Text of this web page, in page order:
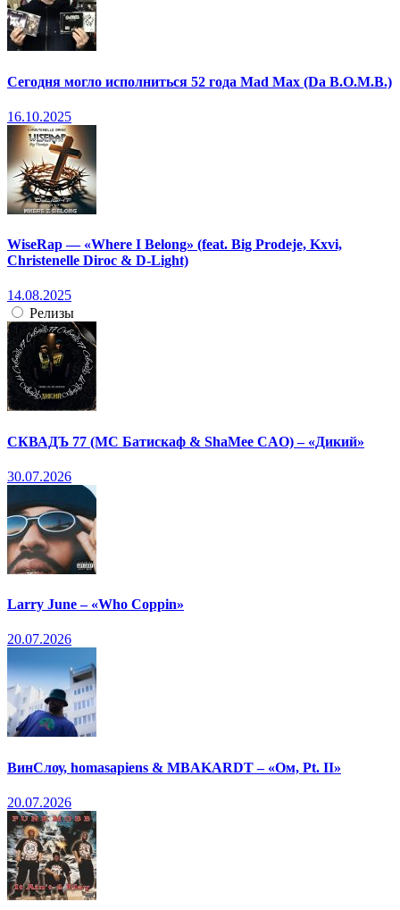
Сегодня могло исполниться 52 года Mad Max (Da B.O.M.B.)
16.10.2025
WiseRap — «Where I Belong» (feat. Big Prodeje, Kxvi,
Christenelle Diroc & D-Light)
14.08.2025
Релизы
СКВАДЪ 77 (МС Батискаф & ShaMee CAO) – «Дикий»
30.07.2026
Larry June – «Who Coppin»
20.07.2026
ВинСлоу, homasapiens & MBAKARDT – «Ом, Pt. II»
20.07.2026